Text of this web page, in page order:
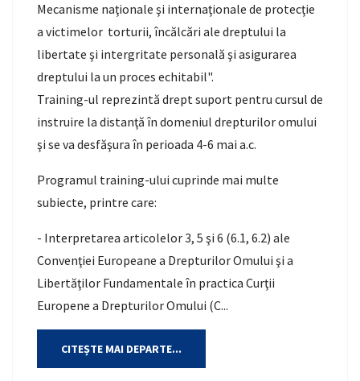
Mecanisme naţionale şi internaţionale de protecţie
a victimelor torturii, încălcări ale dreptului la
libertate şi intergritate personală şi asigurarea
dreptului la un proces echitabil".
Training-ul reprezintă drept suport pentru cursul de
instruire la distanţă în domeniul drepturilor omului
şi se va desfăşura în perioada 4-6 mai a.c.
Programul training-ului cuprinde mai multe
subiecte, printre care:
- Interpretarea articolelor 3, 5 şi 6 (6.1, 6.2) ale
Convenţiei Europeane a Drepturilor Omului şi a
Libertăţilor Fundamentale în practica Curţii
Europene a Drepturilor Omului (C...
CITEȘTE MAI DEPARTE...